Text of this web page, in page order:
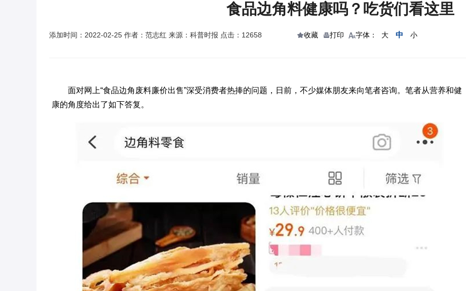
食品边角料健康吗？吃货们看这里
添加时间：2022-02-25 作者：范志红 来源：科普时报 点击：12658 收藏 打印 字体： 大 中 小
面对网上“食品边角废料廉价出售”深受消费者热捧的问题，日前，不少媒体朋友来向笔者咨询。笔者从营养和健
康的角度给出了如下答复。